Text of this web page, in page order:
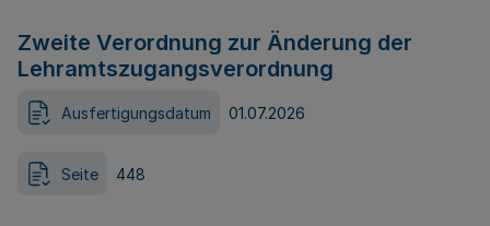
Zweite Verordnung zur Änderung der
Lehramtszugangsverordnung
Ausfertigungsdatum 01.07.2026
Seite 448